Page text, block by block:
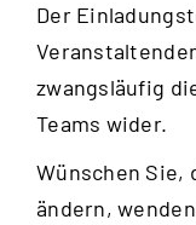
Der
zwangsläufig
Teams wider.
Wünschen Sie,
ändern,